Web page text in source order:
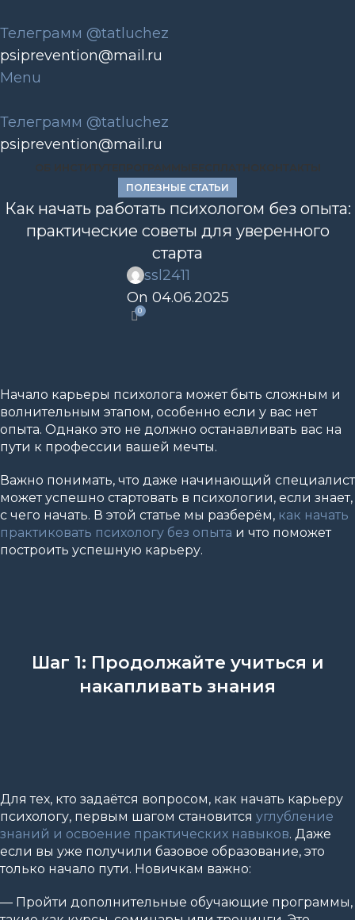
Телеграмм @tatluchez
psiprevention@mail.ru
Menu
Телеграмм @tatluchez
psiprevention@mail.ru
ОБ ИНСТИТУТЕПРОГРАММЫБЕСПЛАТНОКОНТАКТЫ
ПОЛЕЗНЫЕ СТАТЬИ
Как начать работать психологом без опыта:
практические советы для уверенного
старта
ssl2411
On 04.06.2025
0
Начало карьеры психолога может быть сложным и
волнительным этапом, особенно если у вас нет
опыта. Однако это не должно останавливать вас на
пути к профессии вашей мечты.
Важно понимать, что даже начинающий специалист
может успешно стартовать в психологии, если знает,
с чего начать. В этой статье мы разберём, как начать
практиковать психологу без опыта и что поможет
построить успешную карьеру.
Шаг 1: Продолжайте учиться и
накапливать знания
Для тех, кто задаётся вопросом, как начать карьеру
психологу, первым шагом становится углубление
знаний и освоение практических навыков. Даже
если вы уже получили базовое образование, это
только начало пути. Новичкам важно:
— Пройти дополнительные обучающие программы,